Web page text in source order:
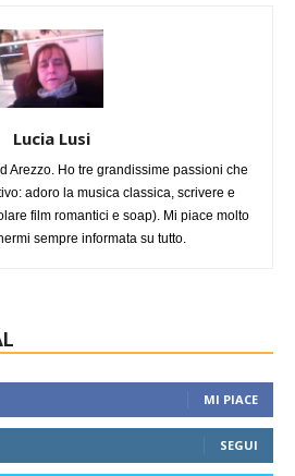
Lucia Lusi
Arezzo. Ho tre grandissime passioni che
adoro la musica classica, scrivere e
film romantici e soap). Mi piace molto
sempre informata su tutto.
MI PIACE
SEGUI